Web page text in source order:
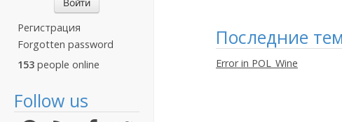
Регистрация
Forgotten password
153 people online
Follow us
Последние
Error in POL_Wine